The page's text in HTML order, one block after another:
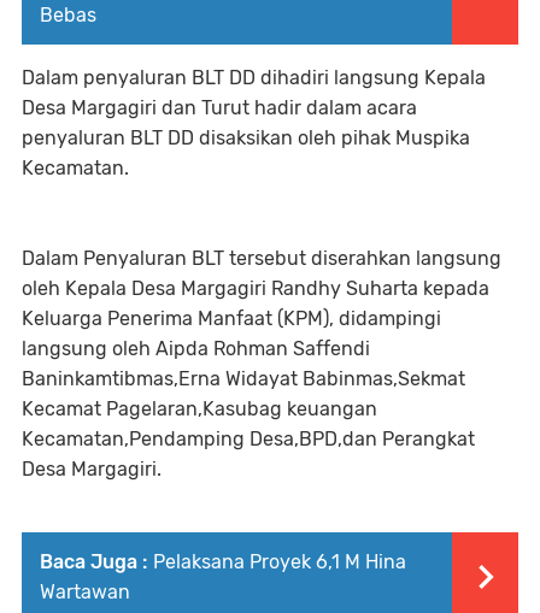
Bebas
Dalam penyaluran BLT DD dihadiri langsung Kepala
Desa Margagiri dan Turut hadir dalam acara
penyaluran BLT DD disaksikan oleh pihak Muspika
Kecamatan.
Dalam Penyaluran BLT tersebut diserahkan langsung
oleh Kepala Desa Margagiri Randhy Suharta kepada
Keluarga Penerima Manfaat (KPM), didampingi
langsung oleh Aipda Rohman Saffendi
Baninkamtibmas,Erna Widayat Babinmas,Sekmat
Kecamat Pagelaran,Kasubag keuangan
Kecamatan,Pendamping Desa,BPD,dan Perangkat
Desa Margagiri.
Baca Juga : Pelaksana Proyek 6,1 M Hina
Wartawan